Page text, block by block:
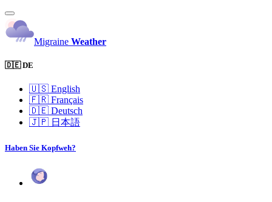
Migraine Weather
🇩🇪 DE
🇺🇸 English
🇫🇷 Français
🇩🇪 Deutsch
🇯🇵 日本語
Haben Sie Kopfweh?